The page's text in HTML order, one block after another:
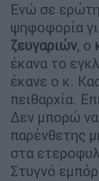
Ενώ σε
ψηφοφορία
ζευγαριών, ο
έκανα το
έκανε ο κ.
πειθαρχία.
Δεν μπορώ
παρένθετης
στα
Στυγνό